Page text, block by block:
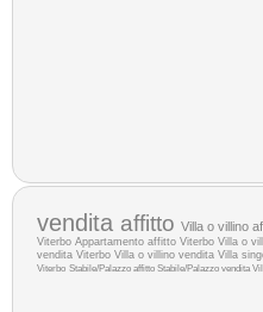
vendita affitto Villa o villino
Viterbo Appartamento affitto Viterbo Villa o
vendita Viterbo Villa o villino vendita Villa
Viterbo Stabile/Palazzo affitto Stabile/Palazzo vendita